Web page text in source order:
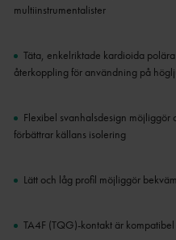
multiinstrumentalister
Täta, enkelriktade kardioida
återkoppling för användning på
Flexibel svanhalsdesign
förbättrar källans isolering
Lätt och låg profil möjliggör
TA4F (TQG)-kontakt är